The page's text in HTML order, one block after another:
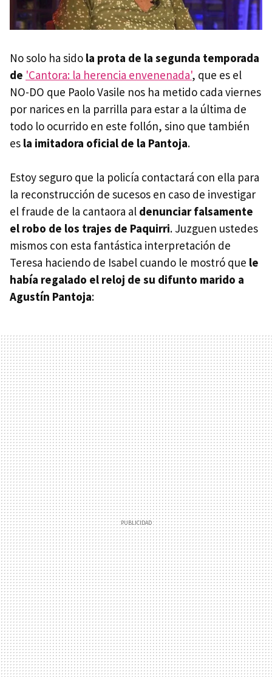
No solo ha sido la prota de la segunda temporada
de 'Cantora: la herencia envenenada', que es el
NO-DO que Paolo Vasile nos ha metido cada viernes
por narices en la parrilla para estar a la última de
todo lo ocurrido en este follón, sino que también
es la imitadora oficial de la Pantoja.
Estoy seguro que la policía contactará con ella para
la reconstrucción de sucesos en caso de investigar
el fraude de la cantaora al denunciar falsamente
el robo de los trajes de Paquirri. Juzguen ustedes
mismos con esta fantástica interpretación de
Teresa haciendo de Isabel cuando le mostró que le
había regalado el reloj de su difunto marido a
Agustín Pantoja: